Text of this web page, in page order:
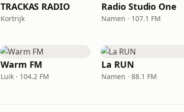
TRACKAS RADIO
Kortrijk
Radio Studio One
Namen · 107.1 FM
Warm FM
Luik · 104.2 FM
La RUN
Namen · 88.1 FM